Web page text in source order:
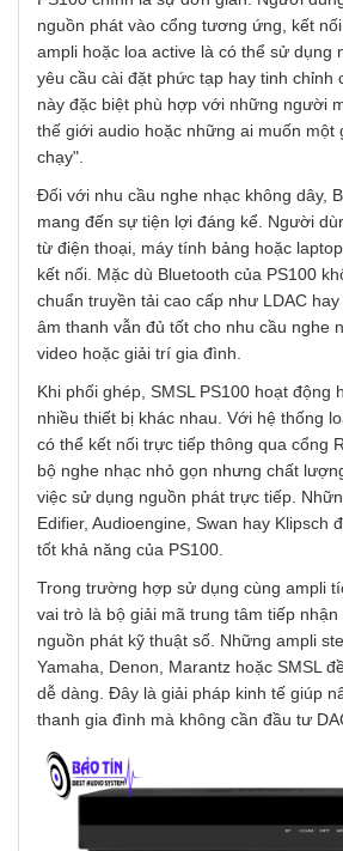
nguồn phát vào cổng tương ứng, kết
ampli hoặc loa active là có thể sử dụng
yêu cầu cài đặt phức tạp hay tinh chỉnh
này đặc biệt phù hợp với những người
thế giới audio hoặc những ai muốn một
chạy".
Đối với nhu cầu nghe nhạc không dây,
mang đến sự tiện lợi đáng kể. Người
từ điện thoại, máy tính bảng hoặc
kết nối. Mặc dù Bluetooth của PS100
chuẩn truyền tải cao cấp như LDAC
âm thanh vẫn đủ tốt cho nhu cầu nghe
video hoặc giải trí gia đình.
Khi phối ghép, SMSL PS100 hoạt động
nhiều thiết bị khác nhau. Với hệ thống
có thể kết nối trực tiếp thông qua cổng
bộ nghe nhạc nhỏ gọn nhưng chất
việc sử dụng nguồn phát trực tiếp.
Edifier, Audioengine, Swan hay Klipsch
tốt khả năng của PS100.
Trong trường hợp sử dụng cùng ampli
vai trò là bộ giải mã trung tâm tiếp
nguồn phát kỹ thuật số. Những ampli
Yamaha, Denon, Marantz hoặc SMSL
dễ dàng. Đây là giải pháp kinh tế giúp
thanh gia đình mà không cần đầu tư